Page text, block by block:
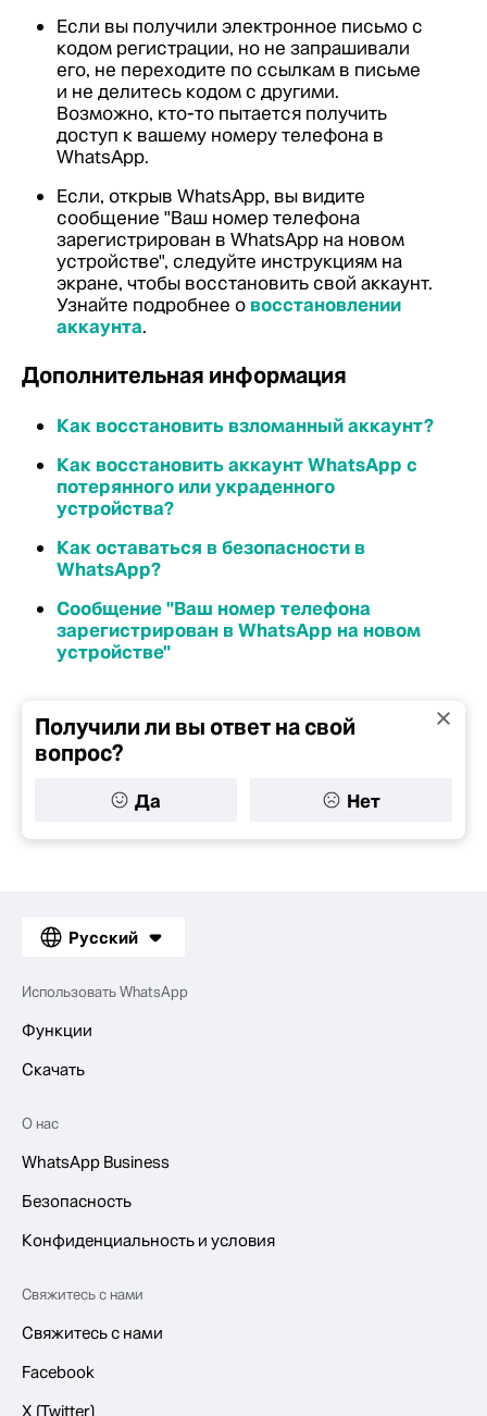
Если вы получили электронное письмо с
кодом регистрации, но не запрашивали
его, не переходите по ссылкам в письме
и не делитесь кодом с другими.
Возможно, кто-то пытается получить
доступ к вашему номеру телефона в
WhatsApp.
Если, открыв WhatsApp, вы видите
сообщение "Ваш номер телефона
зарегистрирован в WhatsApp на новом
устройстве", следуйте инструкциям на
экране, чтобы восстановить свой аккаунт.
Узнайте подробнее о восстановлении
аккаунта.
Дополнительная информация
Как восстановить взломанный аккаунт?
Как восстановить аккаунт WhatsApp с
потерянного или украденного
устройства?
Как оставаться в безопасности в
WhatsApp?
Сообщение "Ваш номер телефона
зарегистрирован в WhatsApp на новом
устройстве"
Получили ли вы ответ на свой
вопрос?
Да Нет
Русский
Использовать WhatsApp
Функции
Скачать
О нас
WhatsApp Business
Безопасность
Конфиденциальность и условия
Свяжитесь с нами
Свяжитесь с нами
Facebook
X (Twitter)